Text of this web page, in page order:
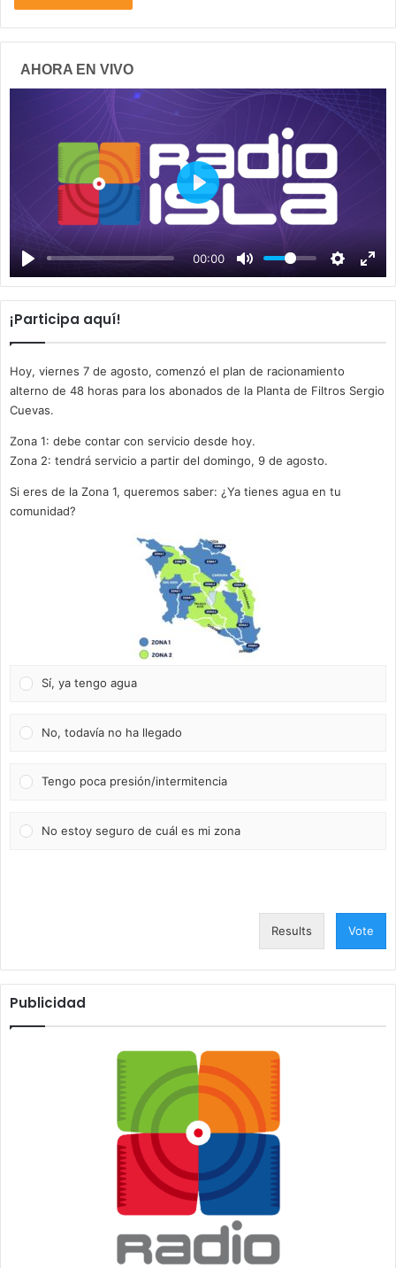
AHORA EN VIVO
00:00
P
a
y
¡Participa aquí!
Hoy, viernes 7 de agosto, comenzó el plan de racionamiento
alterno de 48 horas para los abonados de la Planta de Filtros Sergio
Cuevas.
Zona 1: debe contar con servicio desde hoy.
Zona 2: tendrá servicio a partir del domingo, 9 de agosto.
Si eres de la Zona 1, queremos saber: ¿Ya tienes agua en tu
comunidad?
Sí, ya tengo agua
No, todavía no ha llegado
Tengo poca presión/intermitencia
No estoy seguro de cuál es mi zona
Results Vote
Publicidad